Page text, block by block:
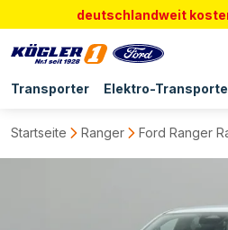
deutschlandweit
Transporter Elektro-
Startseite Ranger Ford Ranger